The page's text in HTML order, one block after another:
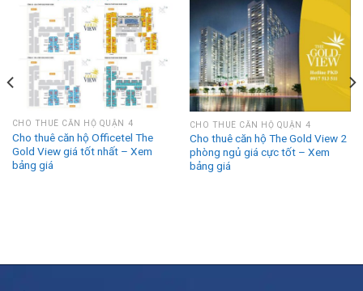
CHO THUÊ CĂN HỘ QUẬN 4
Cho thuê căn hộ Officetel The
Gold View giá tốt nhất – Xem
bảng giá
CHO THUÊ CĂN HỘ QUẬN 4
Cho thuê căn hộ The Gold View 2
phòng ngủ giá cực tốt – Xem
bảng giá